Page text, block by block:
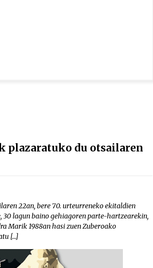
plazaratuko du otsailaren
22an, bere 70. urteurreneko ekitaldien
lagun baino gehiagoren parte-hartzearekin,
Marik 1988an hasi zuen Zuberoako
[…]